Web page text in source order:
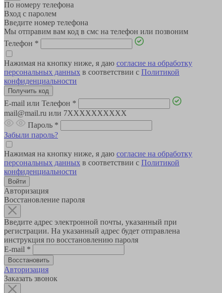
По номеру телефона
Вход с паролем
Введите номер телефона
Мы отправим вам код в смс на телефон или позвоним
Телефон *
Нажимая на кнопку ниже, я даю согласие на обработку
персональных данных в соответствии с Политикой
конфиденциальности
E-mail или Телефон *
mail@mail.ru или 7XXXXXXXXXX
Пароль *
Забыли пароль?
Нажимая на кнопку ниже, я даю согласие на обработку
персональных данных в соответствии с Политикой
конфиденциальности
Авторизация
Восстановление пароля
Введите адрес электронной почты, указанный при
регистрации. На указанный адрес будет отправлена
инструкция по восстановлению пароля
E-mail *
Авторизация
Заказать звонок